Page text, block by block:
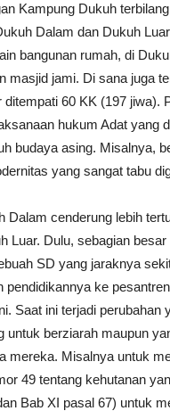
Kampung Dukuh
Dalam dan Dukuh
bangunan rumah, di
masjid jami. Di sana juga
60 KK (197 jiwa).
hukum Adat yang
budaya asing. Misalnya,
yang sangat tabu
Dalam cenderung lebih
Luar. Dulu, sebagian
SD yang jaraknya
ke
Saat ini terjadi perubahan
untuk berziarah maupun
mereka. Misalnya untuk
49 tentang kehutanan
Bab XI pasal 67) untuk